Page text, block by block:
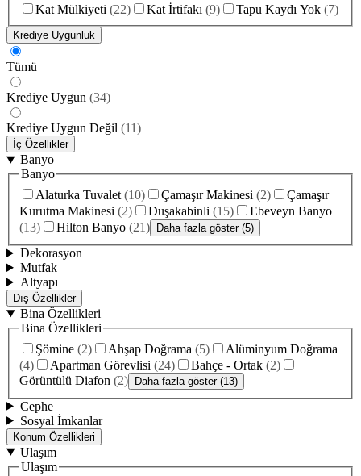
Kat Mülkiyeti (22) Kat İrtifakı (9) Tapu Kaydı Yok (7)
Krediye Uygunluk
Tümü
Krediye Uygun (34)
Krediye Uygun Değil (11)
İç Özellikler
Banyo
Banyo
Alaturka Tuvalet (10) Çamaşır Makinesi (2)
Çamaşır
Kurutma Makinesi (2) Duşakabinli (15)
Ebeveyn Banyo
(13) Hilton Banyo (21) Daha fazla göster (5)
Dekorasyon
Mutfak
Altyapı
Dış Özellikler
Bina Özellikleri
Bina Özellikleri
Şömine (2) Ahşap Doğrama (5)
Alüminyum Doğrama
(4) Apartman Görevlisi (24) Bahçe - Ortak (2)
Görüntülü Diafon (2) Daha fazla göster (13)
Cephe
Sosyal İmkanlar
Konum Özellikleri
Ulaşım
Ulaşım